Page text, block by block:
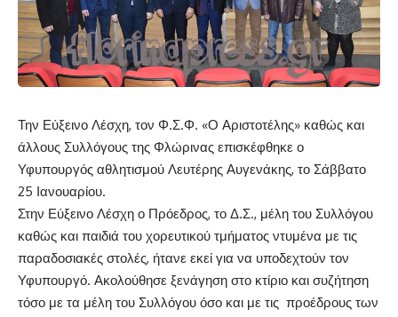
Την Εύξεινο Λέσχη, τον Φ.Σ.Φ. «Ο Αριστοτέλης» καθώς και
άλλους Συλλόγους της Φλώρινας επισκέφθηκε ο
Υφυπουργός αθλητισμού Λευτέρης Αυγενάκης, το Σάββατο
25 Ιανουαρίου.
Στην Εύξεινο Λέσχη ο Πρόεδρος, το Δ.Σ., μέλη του Συλλόγου
καθώς και παιδιά του χορευτικού τμήματος ντυμένα με τις
παραδοσιακές στολές, ήτανε εκεί για να υποδεχτούν τον
Υφυπουργό. Ακολούθησε ξενάγηση στο κτίριο και συζήτηση
τόσο με τα μέλη του Συλλόγου όσο και με τις προέδρους των